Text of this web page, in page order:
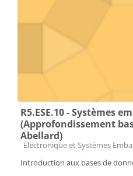
R5.ESE.10 - Systèmes
(Approfondissement
Abellard)
Catégorie de cours
Électronique et Systèmes
Introduction aux bases de